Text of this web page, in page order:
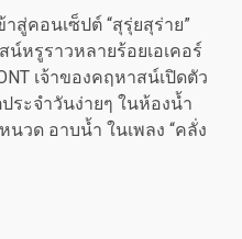
าสู่คอนเซ็ปต์ “สุรุ่ยสุร่าย”
หรูราวหลายร้อยเอเคอร์
เจ้าของคฤหาสน์เปิดตัว
จำวันง่ายๆ ในห้องน้ำ
วด อาบน้ำ ในเพลง “คลั่ง